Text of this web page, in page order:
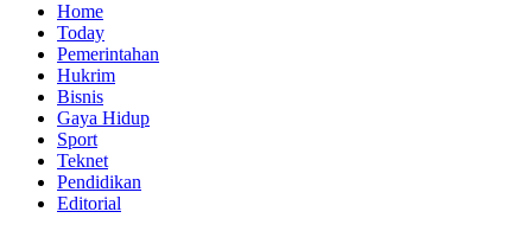
Home
Today
Pemerintahan
Hukrim
Bisnis
Gaya Hidup
Sport
Teknet
Pendidikan
Editorial